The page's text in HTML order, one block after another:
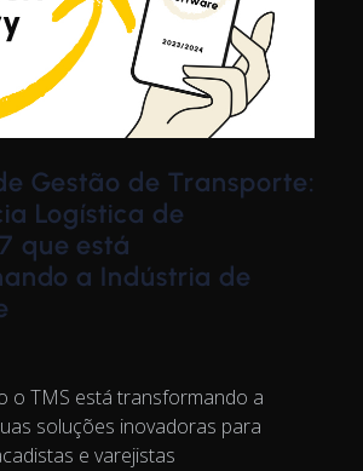
Gestão de Transporte:
Logística de
que está
a Indústria de
o TMS está transformando a
soluções inovadoras para
e varejistas